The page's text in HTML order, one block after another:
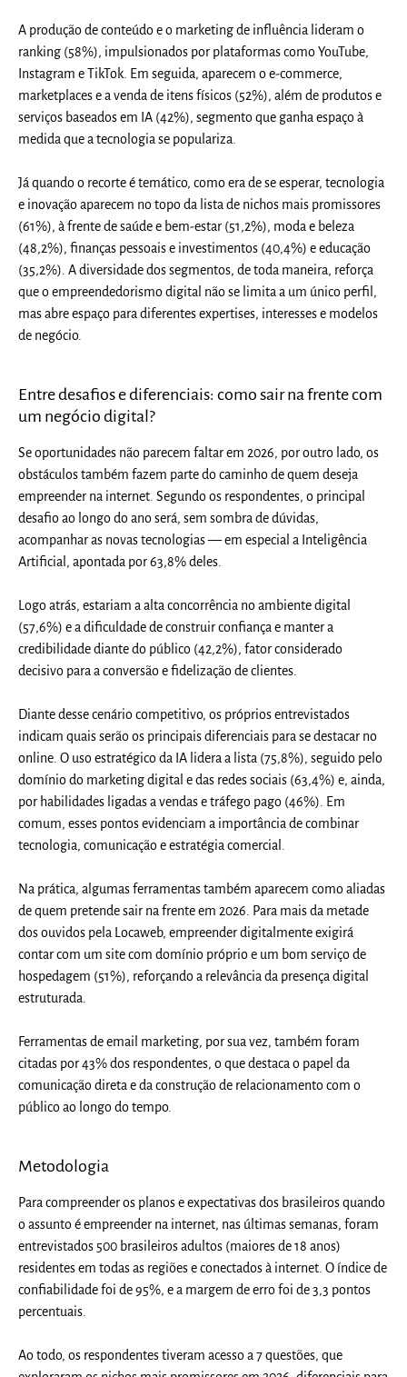
A produção de conteúdo e o marketing de influência lideram o
ranking (58%), impulsionados por plataformas como YouTube,
Instagram e TikTok. Em seguida, aparecem oe-commerce,
marketplaces e a venda de itens físicos (52%), além de produtos e
serviços baseados em IA (42%), segmento que ganha espaço à
medida que a tecnologia se populariza.
Já quando o recorte é temático, como era de se esperar,tecnologia
e inovação aparecem no topo da lista de nichos mais promissores
(61%), à frente desaúde e bem-estar (51,2%), moda e beleza
(48,2%), finanças pessoais e investimentos (40,4%) e educação
(35,2%). A diversidade dos segmentos, de toda maneira, reforça
que o empreendedorismo digital não se limita a um único perfil,
mas abre espaço para diferentes expertises, interesses e modelos
de negócio.
Entre desafios e diferenciais: como sair na frente com
um negócio digital?
Se oportunidades não parecem faltar em 2026, por outro lado, os
obstáculos também fazem parte do caminho de quem deseja
empreender na internet. Segundo os respondentes,o principal
desafio ao longo do ano será, sem sombra de dúvidas,
acompanhar as novas tecnologias— em especial a Inteligência
Artificial, apontada por 63,8% deles.
Logo atrás, estariam aalta concorrência no ambiente digital
(57,6%) e a dificuldade de construir confiança e manter a
credibilidade diante do público (42,2%), fator considerado
decisivo para a conversão e fidelização de clientes.
Diante desse cenário competitivo, os próprios entrevistados
indicam quais serão os principais diferenciais para se destacar no
online. O uso estratégico da IA lidera a lista (75,8%), seguido pelo
domínio do marketing digital e das redes sociais (63,4%) e, ainda,
por habilidades ligadas a vendas e tráfego pago (46%). Em
comum, esses pontos evidenciam a importância de combinar
tecnologia, comunicação e estratégia comercial.
Na prática, algumas ferramentas também aparecem como aliadas
de quem pretende sair na frente em 2026. Para mais da metade
dos ouvidos pela Locaweb,empreender digitalmente exigirá
contar com um site com domínio próprio e um bom serviço de
hospedagem (51%), reforçando a relevância da presença digital
estruturada.
Ferramentas de email marketing, por sua vez, também foram
citadas por 43% dos respondentes, o que destaca o papel da
comunicação direta e da construção de relacionamento com o
público ao longo do tempo.
Metodologia
Para compreender os planos e expectativas dos brasileiros quando
o assunto é empreender na internet, nas últimas semanas, foram
entrevistados 500 brasileiros adultos (maiores de 18 anos)
residentes em todas as regiões e conectados à internet. O índice de
confiabilidade foi de 95%, e a margem de erro foi de 3,3 pontos
percentuais.
Ao todo, os respondentes tiveram acesso a 7 questões, que